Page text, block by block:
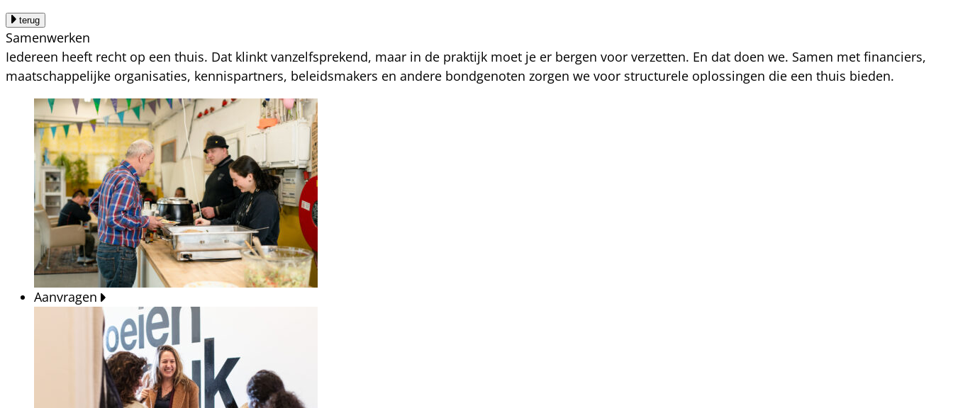
terug
Samenwerken
Iedereen heeft recht op een thuis. Dat klinkt vanzelfsprekend, maar in de praktijk moet je er bergen voor verzetten. En dat doen we. Samen met financiers,
maatschappelijke organisaties, kennispartners, beleidsmakers en andere bondgenoten zorgen we voor structurele oplossingen die een thuis bieden.
Aanvragen